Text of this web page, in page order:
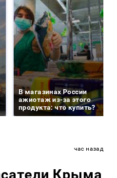
В магазинах России
ажиотаж из-за этого
продукта: что купить?
час назад